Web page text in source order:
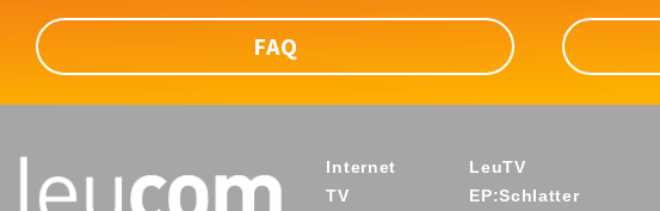
FAQ
Internet
TV
LeuTV
EP:Schlatter